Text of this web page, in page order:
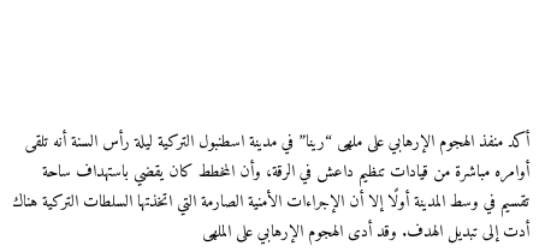
أكد منفذ الهجوم الإرهابي على ملهى “رينا” في مدينة اسطنبول التركية ليلة رأس السنة أنه تلقى
أوامره مباشرة من قيادات تنظيم داعش في الرقة، وأن المخطط كان يقضي باستهداف ساحة
تقسيم في وسط المدينة أولًا إلا أن الإجراءات الأمنية الصارمة التي اتخذتها السلطات التركية هناك
أدت إلى تبديل الهدف. وقد أدى الهجوم الإرهابي على الملهى